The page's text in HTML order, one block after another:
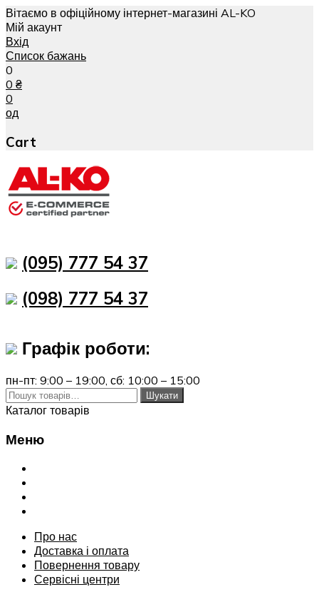
Вітаємо в офіційному інтернет-магазині AL-KO
Мій акаунт
Вхід
Список бажань
0
0 ₴
0
од
Cart
(095) 777 54 37
(098) 777 54 37
Графік роботи:
пн-пт: 9:00 – 19:00, сб: 10:00 – 15:00
Шукати:
Шукати
Каталог товарів
Меню
Переглянути
Про нас
Доставка і оплата
Повернення товару
Сервісні центри